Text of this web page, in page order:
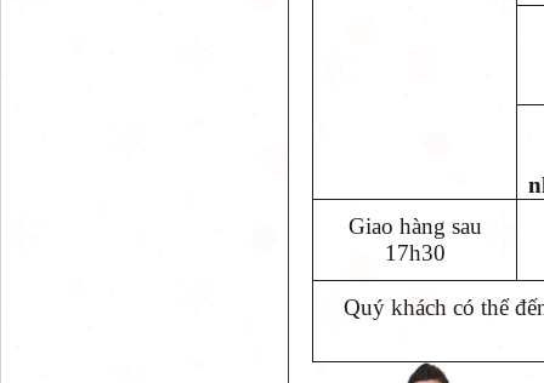
Giao hàng sau
17h30
Quý khách có thể